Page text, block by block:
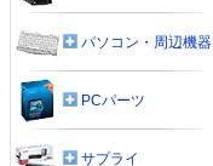
パソコン・周辺機器
PCパーツ
サプライ